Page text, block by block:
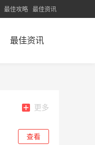
最佳攻略 最佳资讯
最佳资讯
更多
查看